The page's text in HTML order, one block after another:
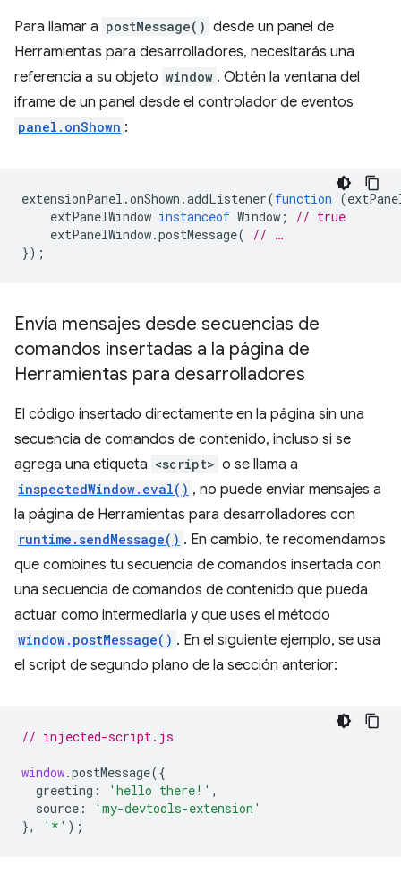
Para llamar a postMessage() desde un panel de
Herramientas para desarrolladores, necesitarás una
referencia a su objeto window . Obtén la ventana del
iframe de un panel desde el controlador de eventos
panel.onShown :
extensionPanel .onShown .addListener(function (
extPanelWindow instanceof Window ;
// true
extPanelWindow.postMessage(
// …
});
Envía mensajes desde secuencias de
comandos insertadas a la página de
Herramientas para desarrolladores
El código insertado directamente en la página sin una
secuencia de comandos de contenido, incluso si se
agrega una etiqueta <script> o se llama a
inspectedWindow.eval() , no puede enviar mensajes a
la página de Herramientas para desarrolladores con
runtime.sendMessage() . En cambio, te recomendamos
que combines tu secuencia de comandos insertada con
una secuencia de comandos de contenido que pueda
actuar como intermediaria y que uses el método
window.postMessage() . En el siguiente ejemplo, se usa
el script de segundo plano de la sección anterior:
// injected-script.js
window.postMessage({
greeting : 'hello there!' ,
source :
'my-devtools-extension'
},
'*' );